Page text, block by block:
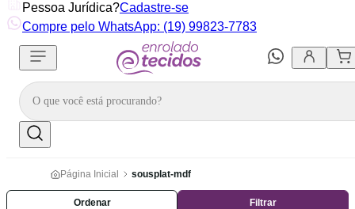
Pessoa Jurídica?Cadastre-se
Compre pelo WhatsApp: (19) 99823-7783
Página Inicial sousplat-mdf
Ordenar Filtrar